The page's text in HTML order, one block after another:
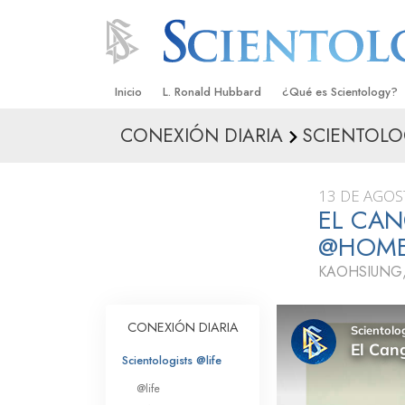
Inicio L. Ronald Hubbard ¿Qué es Scientology?
Creencias y Prácticas
Qué dicen los
Scientology
Conoce a un
Los Principios Básicos
Una Introducción a
CONEXIÓN DIARIA
13 DE
EL
CONEXIÓN DIARIA
Scientologists @life
@life